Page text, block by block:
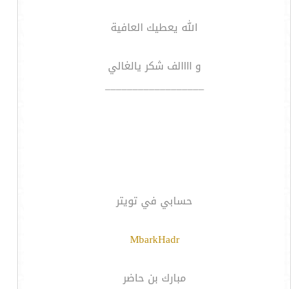
الله يعطيك العافية
و اااالف شكر يالغالي
__________________
حسابي في تويتر
MbarkHadr
مبارك بن حاضر